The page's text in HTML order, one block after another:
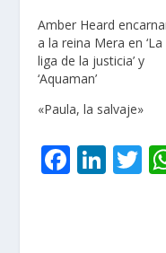
Amber Heard
a la reina Mera en ‘La
liga de la justicia’ y
‘Aquaman’
«Paula, la salvaje»
F Li T